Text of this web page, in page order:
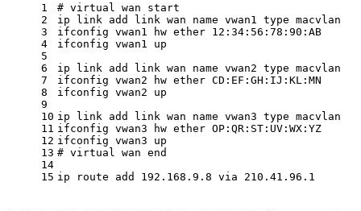
1
2
3
4
5
6
7
8
9
10
11
12
13
14
15
# virtual wan start
ip
link add link wan name vwan1 type macvlan
ifconfig vwan1 hw ether 12:34:56:78:90:AB
ifconfig vwan1 up
ip
link add link wan name vwan2 type macvlan
ifconfig vwan2 hw ether CD:EF:GH:IJ:KL:MN
ifconfig vwan2 up
ip
link add link wan name vwan3 type macvlan
ifconfig vwan3 hw ether OP:QR:ST:UV:WX:YZ
ifconfig vwan3 up
# virtual wan end
ip route add 192.168.9.8 via 210.41.96.1